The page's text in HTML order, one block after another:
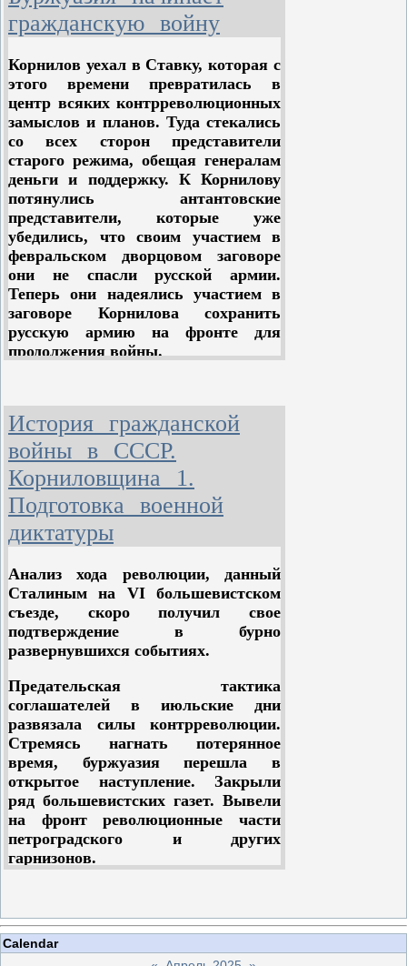
порайонные дежурства членов
райкомов, представителей
районах были собраны агитаторы.
Партия призвала рабочих к отпору.
[343]
На зов партии откликнулся весь
рабочий класс Петрограда,
убедившийся в предательской роли
меньшевиков и эсеров. Если до сих
пор организация и подготовка
отрядов Красной гвардии шли
нелегально, то теперь это делали
открыто.
Большевики вошли в созданный
при Всероссийском центральном
исполнительном комитете советов
Комитет народной борьбы с
вооружения рабочих и
освобождения арестованных за
участие .в июльской демонстрации.
Условия эти были немедленно
удовлетворены.
Та же картина наблюдалась в
Москве и в провинции,
бороться с генеральской
контрреволюцией.
гражданскую войну
Корнилов уехал в Ставку, которая с
этого времени превратилась в
центр всяких контрреволюционных
замыслов и планов. Туда стекались
со всех сторон представители
старого режима, обещая генералам
деньги и поддержку. К Корнилову
потянулись антантовские
представители, которые уже
убедились, что своим участием в
февральском дворцовом заговоре
они не спасли русской армии.
Теперь они надеялись участием в
заговоре Корнилова сохранить
русскую армию на фронте для
продолжения войны.
подготовлялся открыто. Чтобы
отвлечь от него внимание, пустили
слух о готовящемся восстании
большевиков. Буржуазные и
мелкобуржуазные газеты были
полны намеков и «сведений» о
большевистском заговоре.
Кадетская «Речь» прямо называла
полугодовщину революции.
Временное правительство во главе с
Керенским, потворствуя
корниловщине, всю тяжесть своих
ударов направило на большевиков.
Предполагалось, что в день
полугодовщины революции
произойдут демонстрации. Если их
не будет, то атаман Дутов со своими
казаками «продемонстрирует»
восстание большевиков.
Правительство прикажет
ликвидировать это
«большевистское» восстание. В
Петроград войдут заранее
партию большевиков, попутно —
советы и все вообще революционно-
демократические организации.
История гражданской
войны в СССР.
Корниловщина 1.
Подготовка военной
диктатуры
Анализ хода революции, данный
Сталиным на VI большевистском
съезде, скоро получил свое
подтверждение в бурно
развернувшихся событиях.
Предательская тактика
соглашателей в июльские дни
развязала силы контрреволюции.
Стремясь нагнать потерянное
время, буржуазия перешла в
открытое наступление. Закрыли
ряд большевистских газет. Вывели
на фронт революционные части
петроградского и других
гарнизонов.
оправился. Лозунгом
контрреволюции стало: вернуть все
Calendar